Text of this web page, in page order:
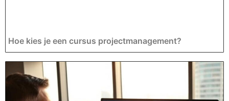
Hoe kies je een cursus projectmanagement?